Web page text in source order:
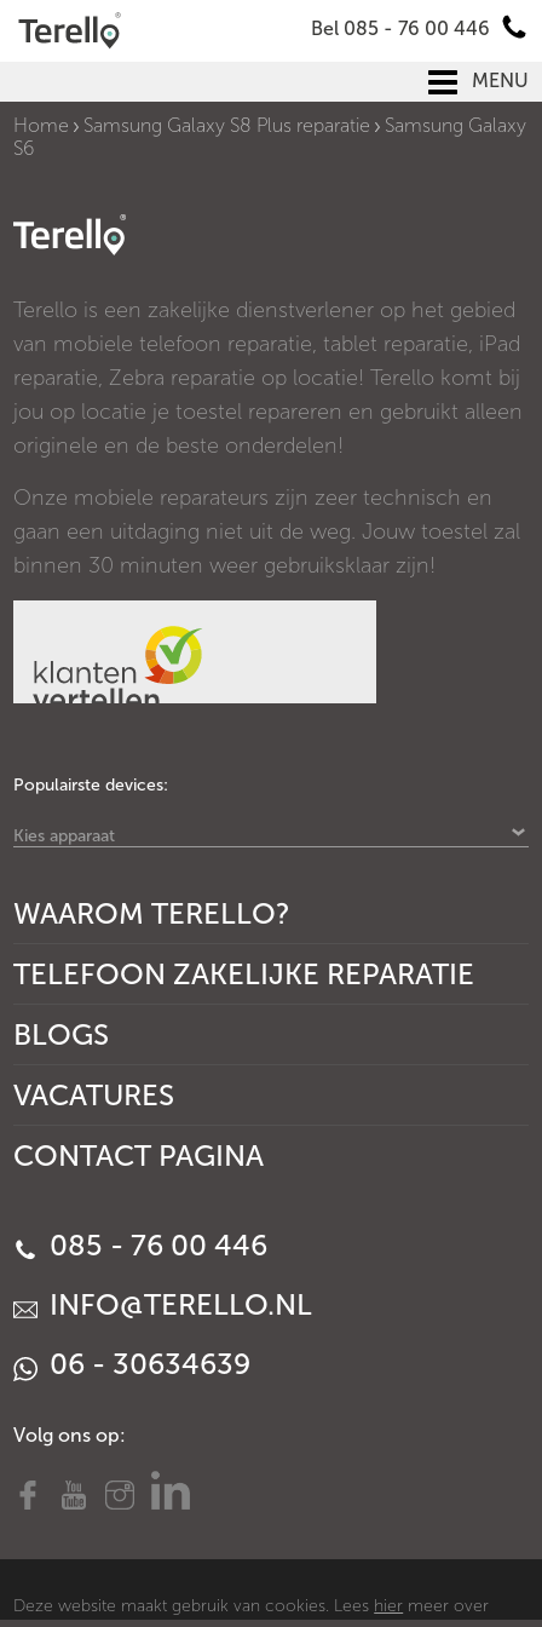
Bel 085 - 76 00 446
MENU
Home
Samsung Galaxy S8 Plus reparatie
Samsung Galaxy
S6
Terello is een zakelijke dienstverlener op het gebied
van mobiele telefoon reparatie, tablet reparatie, iPad
reparatie, Zebra reparatie op locatie! Terello komt bij
jou op locatie je toestel repareren en gebruikt alleen
originele en de beste onderdelen!
Onze mobiele reparateurs zijn zeer technisch en
gaan een uitdaging niet uit de weg. Jouw toestel zal
binnen 30 minuten weer gebruiksklaar zijn!
Populairste devices:
Kies apparaat
WAAROM TERELLO?
TELEFOON ZAKELIJKE REPARATIE
BLOGS
VACATURES
CONTACT PAGINA
085 - 76 00 446
INFO@TERELLO.NL
06 - 30634639
Volg ons op:
Deze website maakt gebruik van cookies. Lees hier meer over